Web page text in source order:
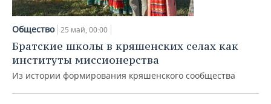
Общество 25 май, 00:00
Братские школы в кряшенских селах как
институты миссионерства
Из истории формирования кряшенского сообщества